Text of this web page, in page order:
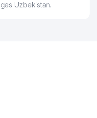
Uzbekistan.